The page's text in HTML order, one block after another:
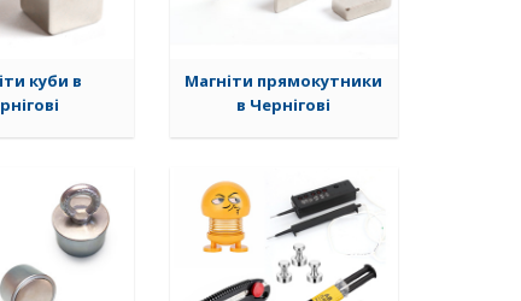
куби в
Магніти прямокутники
в Чернігові